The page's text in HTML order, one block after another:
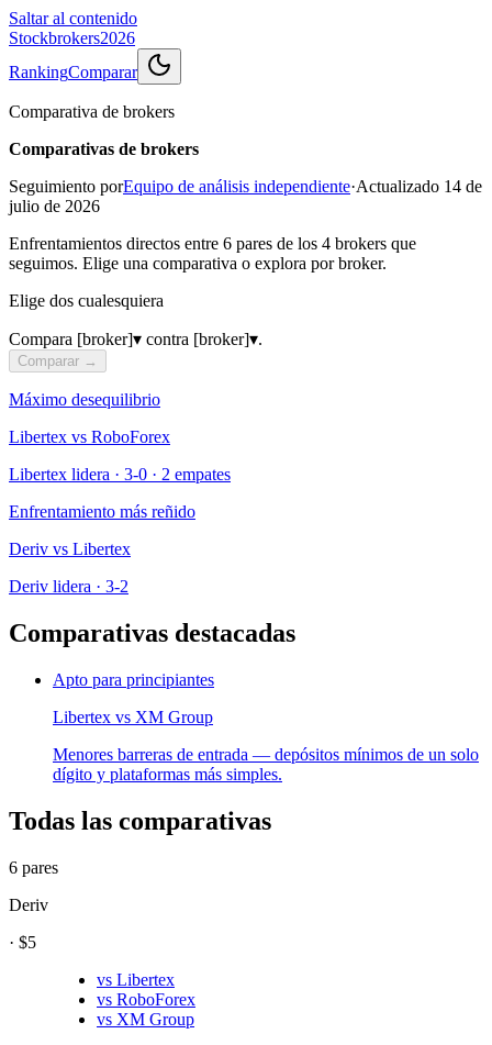
Saltar al contenido
Stockbrokers2026
RankingComparar
Comparativa de brokers
Comparativas de brokers
Seguimiento porEquipo de análisis independiente·Actualizado 14 de
julio de 2026
Enfrentamientos directos entre 6 pares de los 4 brokers que
seguimos. Elige una comparativa o explora por broker.
Elige dos cualesquiera
Compara [broker]▾ contra [broker]▾.
Comparar →
Máximo desequilibrio
Libertex vs RoboForex
Libertex lidera · 3-0 · 2 empates
Enfrentamiento más reñido
Deriv vs Libertex
Deriv lidera · 3-2
Comparativas destacadas
Apto para principiantes
Libertex vs XM Group
Menores barreras de entrada — depósitos mínimos de un solo
dígito y plataformas más simples.
Todas las comparativas
6 pares
Deriv
· $5
vs Libertex
vs RoboForex
vs XM Group